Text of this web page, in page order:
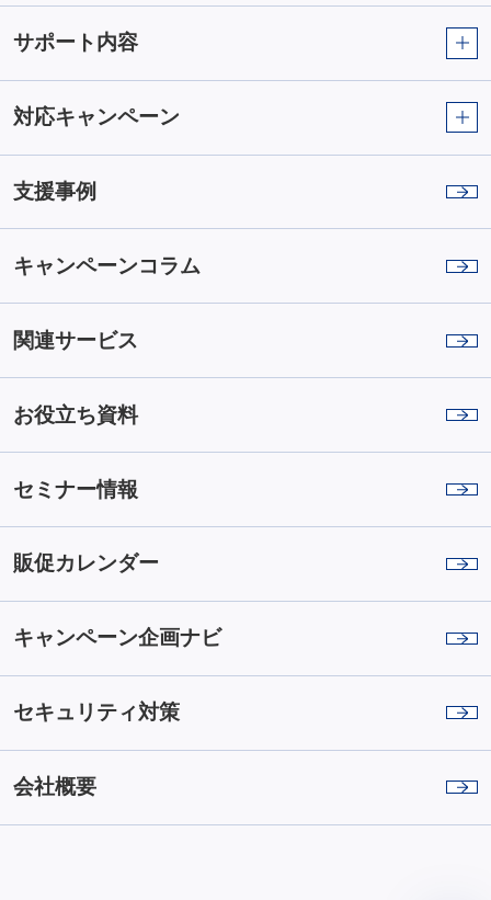
サポート内容
対応キャンペーン
支援事例
キャンペーンコラム
関連サービス
お役立ち資料
セミナー情報
販促カレンダー
キャンペーン企画ナビ
セキュリティ対策
会社概要